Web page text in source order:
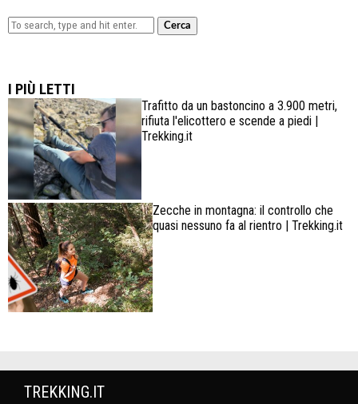
Cerca
I PIÙ LETTI
Trafitto da un bastoncino a 3.900 metri,
rifiuta l'elicottero e scende a piedi |
Trekking.it
Zecche in montagna: il controllo che
quasi nessuno fa al rientro | Trekking.it
TREKKING.IT